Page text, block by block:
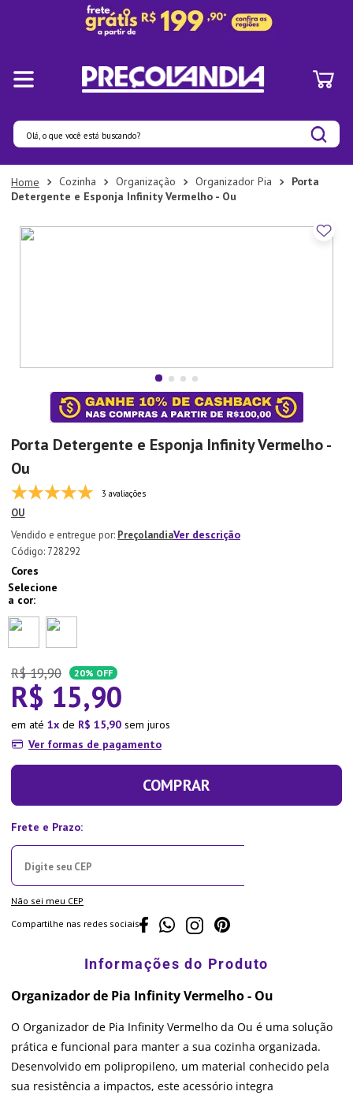
Olá, o que você está buscando?
Cozinha Organização Organizador Pia
Porta
Detergente e Esponja Infinity Vermelho - Ou
Porta Detergente e Esponja Infinity Vermelho -
Ou
3 avaliações
OU
PreçolandiaVer descrição
: 728292
Cores
R$ 19,90 20% OFF
R$ 15,90
em até 1 de R$ 15,90 sem juros
Ver formas de pagamento
COMPRAR
Não sei meu CEP
Compartilhe nas redes sociais
Organizador de Pia Infinity Vermelho - Ou
O Organizador de Pia Infinity Vermelho da Ou é uma solução
prática e funcional para manter a sua cozinha organizada.
Desenvolvido em polipropileno, um material conhecido pela
sua resistência a impactos, este acessório integra
Termos mais buscados
1º
Panelas
2º
Pratos
7º
Tapete
Aparelho Jantar
Xicara
10º Lixeira